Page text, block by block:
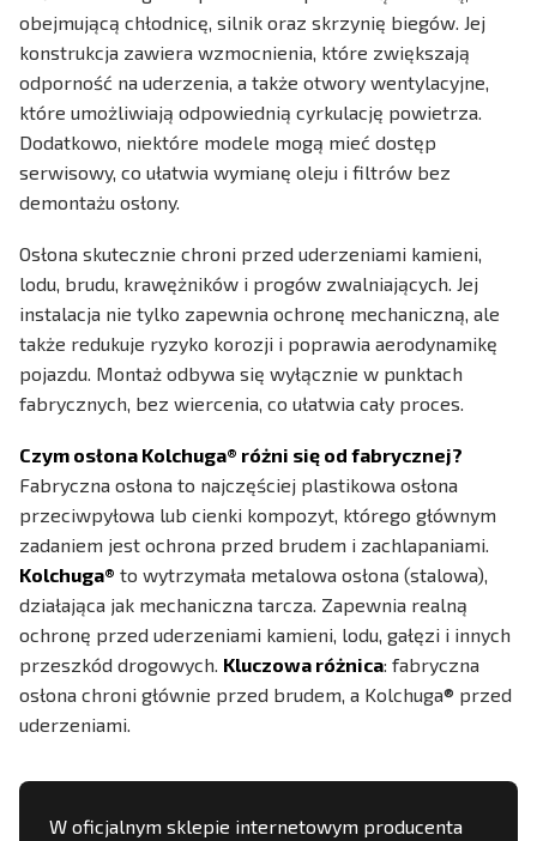
obejmującą chłodnicę, silnik oraz skrzynię biegów. Jej
konstrukcja zawiera wzmocnienia, które zwiększają
odporność na uderzenia, a także otwory wentylacyjne,
które umożliwiają odpowiednią cyrkulację powietrza.
Dodatkowo, niektóre modele mogą mieć dostęp
serwisowy, co ułatwia wymianę oleju i filtrów bez
demontażu osłony.
Osłona skutecznie chroni przed uderzeniami kamieni,
lodu, brudu, krawężników i progów zwalniających. Jej
instalacja nie tylko zapewnia ochronę mechaniczną, ale
także redukuje ryzyko korozji i poprawia aerodynamikę
pojazdu. Montaż odbywa się wyłącznie w punktach
fabrycznych, bez wiercenia, co ułatwia cały proces.
Czym osłona Kolchuga® różni się od fabrycznej?
Fabryczna osłona to najczęściej plastikowa osłona
przeciwpyłowa lub cienki kompozyt, którego głównym
zadaniem jest ochrona przed brudem i zachlapaniami.
Kolchuga® to wytrzymała metalowa osłona (stalowa),
działająca jak mechaniczna tarcza. Zapewnia realną
ochronę przed uderzeniami kamieni, lodu, gałęzi i innych
przeszkód drogowych. Kluczowa różnica: fabryczna
osłona chroni głównie przed brudem, a Kolchuga® przed
uderzeniami.
W oficjalnym sklepie internetowym producenta